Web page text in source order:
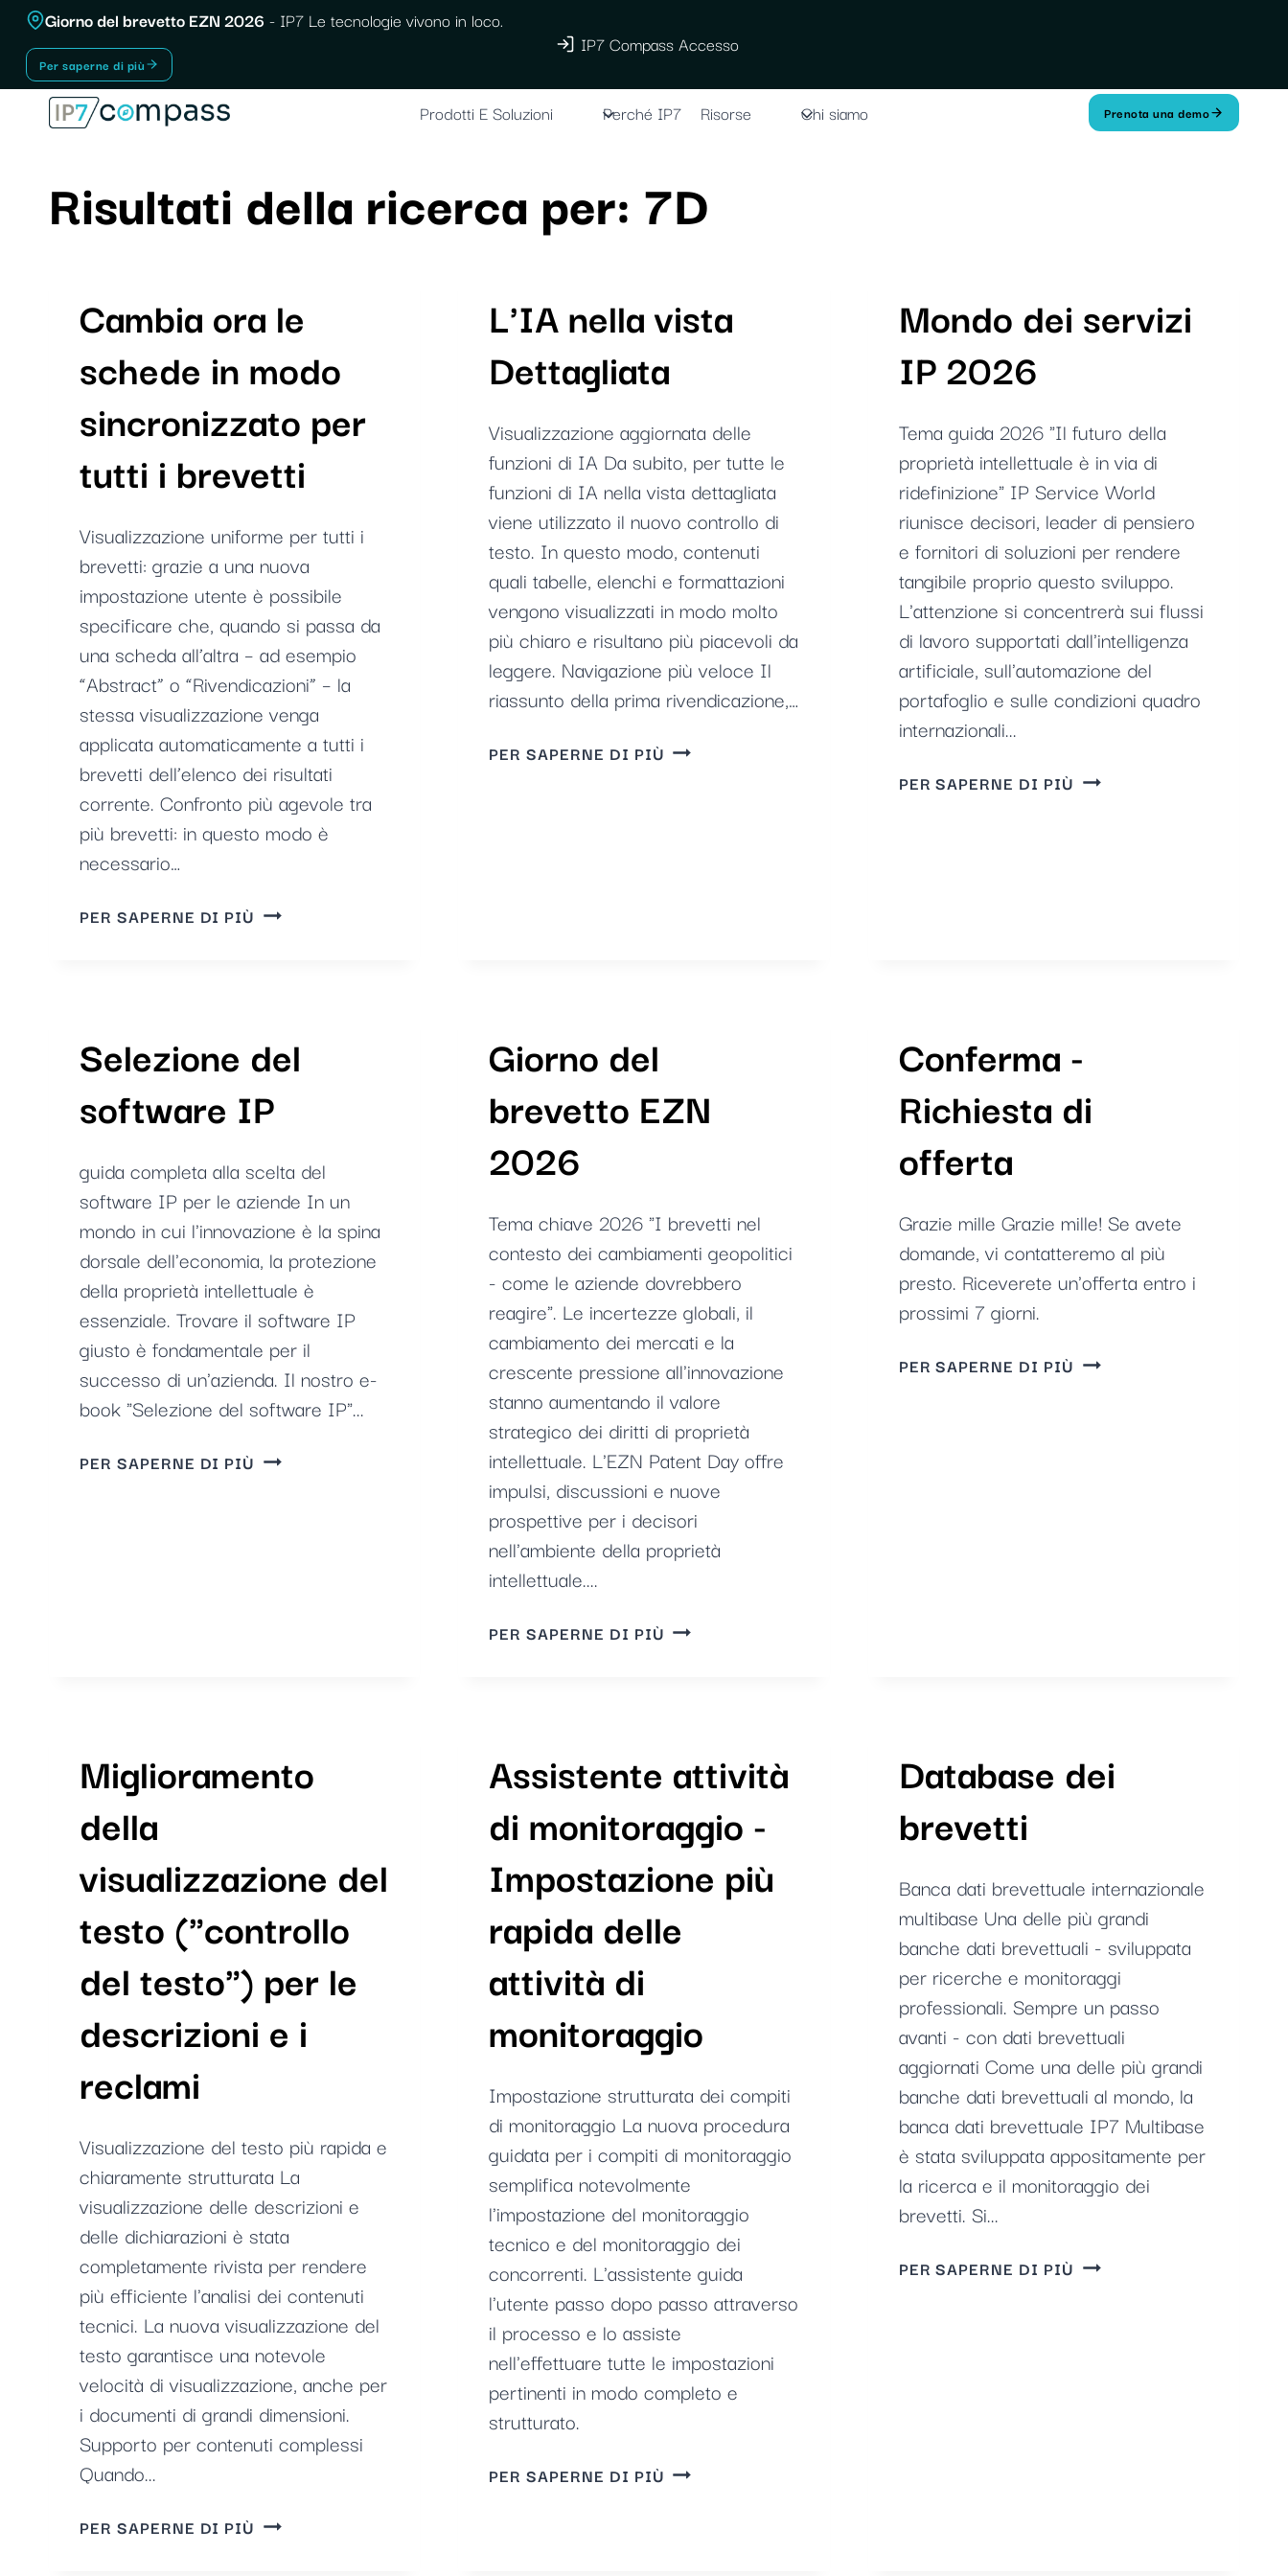
contenuto
Giorno del brevetto EZN 2026 - IP7 Le tecnologie vivono in loco.
Per saperne di più
IP7 Compass Accesso
Prodotti E Soluzioni Perché IP7 Risorse Chi siamo Prenota una demo
Risultati della ricerca per: 7D
Cambia ora le
schede in modo
sincronizzato per
tutti i brevetti
Visualizzazione uniforme per tutti i
brevetti: grazie a una nuova
impostazione utente è possibile
specificare che, quando si passa da
una scheda all’altra – ad esempio
“Abstract” o “Rivendicazioni” – la
stessa visualizzazione venga
applicata automaticamente a tutti i
brevetti dell’elenco dei risultati
corrente. Confronto più agevole tra
più brevetti: in questo modo è
necessario…
PER SAPERNE DI PIÙ CAMBIA
SINCRONIZZATO
PER
TUTTI
I
L'IA nella vista
Dettagliata
Visualizzazione aggiornata delle
funzioni di IA Da subito, per tutte le
funzioni di IA nella vista dettagliata
viene utilizzato il nuovo controllo di
testo. In questo modo, contenuti
quali tabelle, elenchi e formattazioni
vengono visualizzati in modo molto
più chiaro e risultano più piacevoli da
leggere. Navigazione più veloce Il
riassunto della prima rivendicazione,…
PER SAPERNE DI PIÙL'IA
Mondo dei servizi
IP 2026
Tema guida 2026 "Il futuro della
proprietà intellettuale è in via di
ridefinizione" IP Service World
riunisce decisori, leader di pensiero
e fornitori di soluzioni per rendere
tangibile proprio questo sviluppo.
L'attenzione si concentrerà sui flussi
di lavoro supportati dall'intelligenza
artificiale, sull'automazione del
portafoglio e sulle condizioni quadro
internazionali...
PER SAPERNE DI PIÙMONDO
Selezione del
software IP
guida completa alla scelta del
software IP per le aziende In un
mondo in cui l'innovazione è la spina
dorsale dell'economia, la protezione
della proprietà intellettuale è
essenziale. Trovare il software IP
giusto è fondamentale per il
successo di un'azienda. Il nostro e-
book "Selezione del software IP"...
PER SAPERNE DI PIÙ SELEZIONE
Giorno del
brevetto EZN
2026
Tema chiave 2026 "I brevetti nel
contesto dei cambiamenti geopolitici
- come le aziende dovrebbero
reagire". Le incertezze globali, il
cambiamento dei mercati e la
crescente pressione all'innovazione
stanno aumentando il valore
strategico dei diritti di proprietà
intellettuale. L'EZN Patent Day offre
impulsi, discussioni e nuove
prospettive per i decisori
nell'ambiente della proprietà
intellettuale....
PER SAPERNE DI PIÙGIORNATA
Conferma -
Richiesta di
offerta
Grazie mille Grazie mille! Se avete
domande, vi contatteremo al più
presto. Riceverete un'offerta entro i
prossimi 7 giorni.
PER SAPERNE DI PIÙCONFERMA
Miglioramento
della
visualizzazione del
testo ("controllo
del testo") per le
descrizioni e i
reclami
Visualizzazione del testo più rapida e
chiaramente strutturata La
visualizzazione delle descrizioni e
delle dichiarazioni è stata
completamente rivista per rendere
più efficiente l'analisi dei contenuti
tecnici. La nuova visualizzazione del
testo garantisce una notevole
velocità di visualizzazione, anche per
i documenti di grandi dimensioni.
Supporto per contenuti complessi
Quando...
PER SAPERNE DI PIÙ MIGLIORAMENTO
Assistente attività
di monitoraggio -
Impostazione più
rapida delle
attività di
monitoraggio
Impostazione strutturata dei compiti
di monitoraggio La nuova procedura
guidata per i compiti di monitoraggio
semplifica notevolmente
l'impostazione del monitoraggio
tecnico e del monitoraggio dei
concorrenti. L'assistente guida
l'utente passo dopo passo attraverso
il processo e lo assiste
nell'effettuare tutte le impostazioni
pertinenti in modo completo e
strutturato.
PER SAPERNE DI PIÙASSISTENTE
Database dei
brevetti
Banca dati brevettuale internazionale
multibase Una delle più grandi
banche dati brevettuali - sviluppata
per ricerche e monitoraggi
professionali. Sempre un passo
avanti - con dati brevettuali
aggiornati Come una delle più grandi
banche dati brevettuali al mondo, la
banca dati brevettuale IP7 Multibase
è stata sviluppata appositamente per
la ricerca e il monitoraggio dei
brevetti. Si...
PER SAPERNE DI PIÙDATABASE